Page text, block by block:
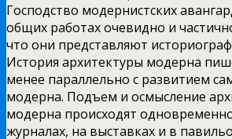
Господство модернистских
общих работах очевидно и
что они представляют
История архитектуры модерна
менее параллельно с развитием
модерна. Подъем и осмысление
модерна происходят
журналах, на выставках и в